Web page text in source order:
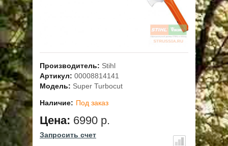
ПОЛЬЗОВАТЕЛЬСКОЕ СОГЛАШЕНИЕ
АКЦИИ
Производитель: Stihl
Артикул: 00008814141
Модель: Super Turbocut
Наличие: Под заказ
Цена: 6990 р.
Запросить счет